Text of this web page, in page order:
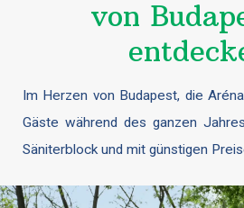
von
Im Herzen von Budapest, die
Gäste während des ganzen
Säniterblock und mit günstigen